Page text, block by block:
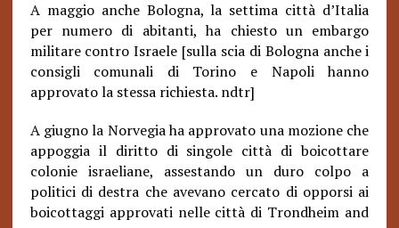
A maggio anche Bologna, la settima città d’Italia
per numero di abitanti, ha chiesto un embargo
militare contro Israele [sulla scia di Bologna anche i
consigli comunali di Torino e Napoli hanno
approvato la stessa richiesta. ndtr]
A giugno la Norvegia ha approvato una mozione che
appoggia il diritto di singole città di boicottare
colonie israeliane, assestando un duro colpo a
politici di destra che avevano cercato di opporsi ai
boicottaggi approvati nelle città di Trondheim and